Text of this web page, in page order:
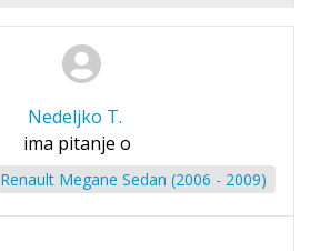
Nedeljko T.
ima pitanje o
Renault Megane Sedan (2006 - 2009)